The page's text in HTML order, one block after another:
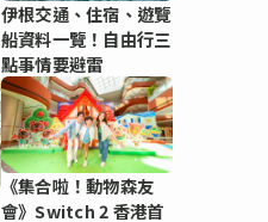
伊根交通、住宿、遊覽
船資料一覽！自由行三
點事情要避雷
《集合啦！動物森友
會》Switch 2 香港首